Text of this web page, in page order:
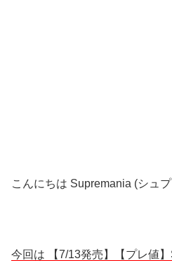
こんにちは Supremania (シュ
今回は 【7/13発売】【プレ値